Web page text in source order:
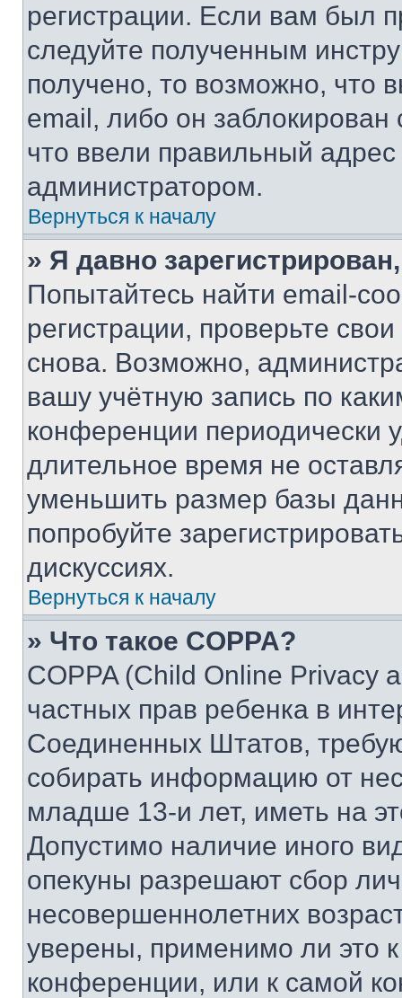
регистрации. Если вам был
следуйте полученным
получено, то возможно, что
email, либо он
что ввели правильный адрес
администратором.
Вернуться к началу
» Я давно
Попытайтесь найти email-
регистрации, проверьте
снова. Возможно,
вашу учётную запись по
конференции периодически
длительное время не
уменьшить размер базы
попробуйте
дискуссиях.
Вернуться к началу
» Что такое COPPA?
COPPA (Child Online Privacy
частных прав ребенка в
Соединенных Штатов,
собирать информацию от
младше 13-и лет, иметь на
Допустимо наличие иного
опекуны разрешают сбор
несовершеннолетних
уверены, применимо ли это
конференции, или к самой